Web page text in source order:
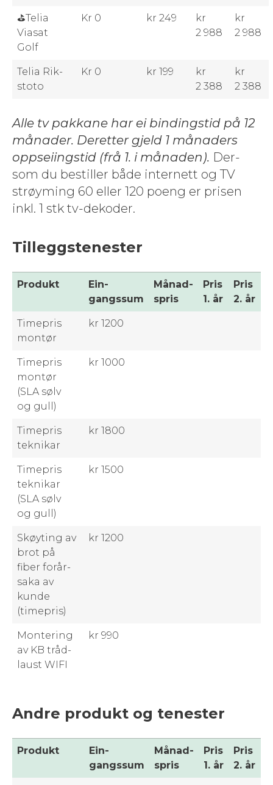
⛳Telia
Viasat
Golf
Kr 0 kr 249
kr
2 988
kr
2 988
Telia Rik­
sto­to
Kr 0 kr 199
kr
2 388
kr
2 388
Alle tv pakkane har ei bind­ingstid på 12
månad­er. Deretter gjeld 1 månaders
opp­sei­ingstid (frå 1. i månaden). Der­
som du bestiller både inter­nett og TV
strøyming 60 eller 120 poeng er prisen
inkl. 1 stk tv-dekoder.
Tilleggstenester
Pro­dukt
Ein­
gangssum
Månad­
spris
Pris
1. år
Pris
2. år
Timepris
mon­tør
kr 1200
Timepris
mon­tør
(SLA sølv
og gull)
kr 1000
Timepris
teknikar
kr 1800
Timepris
teknikar
(SLA sølv
og gull)
kr 1500
Skøyt­ing av
brot på
fiber forår­
sa­ka av
kunde
(timepris)
kr 1200
Mon­ter­ing
av KB tråd­
laust WIFI
kr 990
Andre produkt og tenester
Pro­dukt
Ein­
gangssum
Månad­
spris
Pris
1. år
Pris
2. år